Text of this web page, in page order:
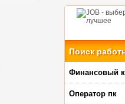
Поиск
Финансовый
Оператор пк